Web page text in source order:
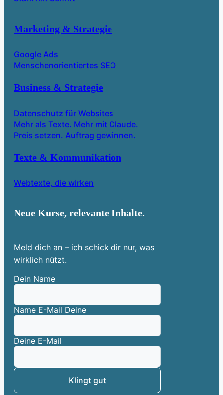
Marketing & Strategie
Google Ads
Menschenorientiertes SEO
Business & Strategie
Datenschutz für Websites
Mehr als Texte. Mehr mit Claude.
Preis setzen. Auftrag gewinnen.
Texte & Kommunikation
Webtexte, die wirken
Neue Kurse, relevante Inhalte.
Meld dich an – ich schick dir nur, was
wirklich nützt.
Dein Name
Name E-Mail Deine
Deine E-Mail
Klingt gut